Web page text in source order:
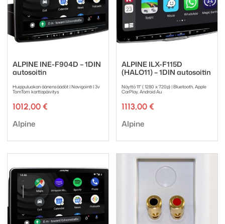
ALPINE INE-F904D – 1DIN
autosoitin
Huippuluokan äänensäädöt | Navigointi | 3v
TomTom karttapäivitys
1012,00 €
Tuotemerkki:
Alpine
ALPINE ILX-F115D
(HALO11) – 1DIN autosoitin
Näyttö 11" ( 1280 x 720p) | Bluetooth, Apple
CarPlay, Android Au
1113,00 €
Tuotemerkki:
Alpine